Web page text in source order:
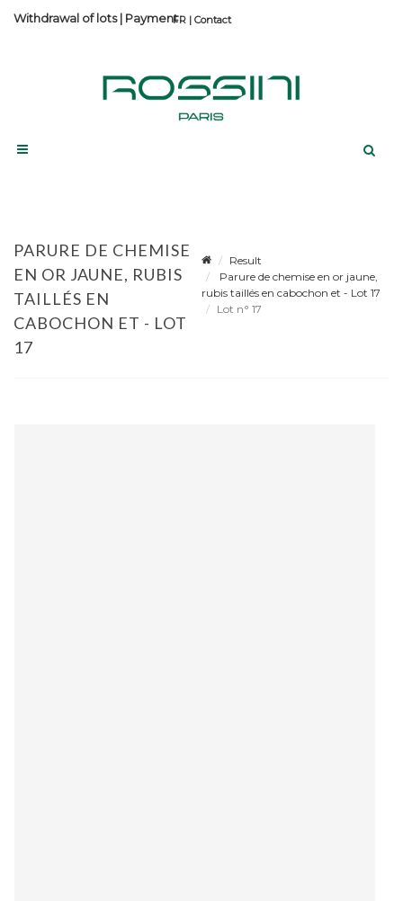
Contact
Withdrawal of lots| Payment
PARURE DE CHEMISE
EN OR JAUNE, RUBIS
TAILLÉS EN
CABOCHON ET - LOT
17
Result
Parure de chemise en or jaune,
rubis taillés en cabochon et - Lot 17
Lot n° 17